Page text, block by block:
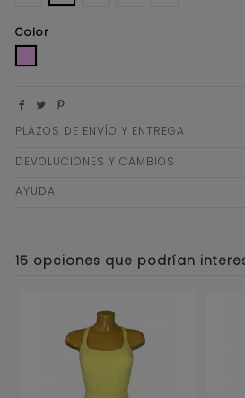
Color
PLAZOS DE ENVÍO Y ENTREGA
DEVOLUCIONES Y CAMBIOS
AYUDA
15 opciones que podrían